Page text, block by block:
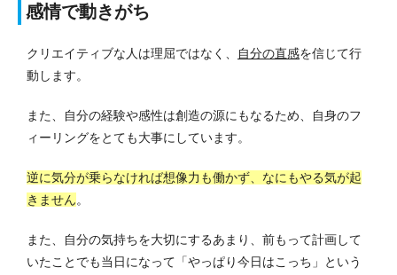
感情で動きがち
クリエイティブな人は理屈ではなく、 自分の直感を信じて行
動します。
また、自分の経験や感性は創造の源にもなるため、自身のフ
ィーリングをとても大事にしています。
逆に気分が乗らなければ想像力も働かず、なにもやる気が起
きません。
また、自分の気持ちを大切にするあまり、前もって計画して
いたことでも当日になって「やっぱり今日はこっち」という